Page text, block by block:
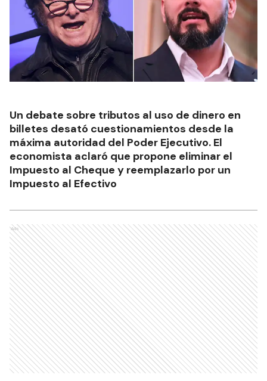
Un debate sobre tributos al uso de dinero en
billetes desató cuestionamientos desde la
máxima autoridad del Poder Ejecutivo. El
economista aclaró que propone eliminar el
Impuesto al Cheque y reemplazarlo por un
Impuesto al Efectivo
Ads